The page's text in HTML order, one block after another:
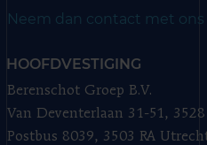
Neem dan contact met ons
HOOFDVESTIGING
Berenschot Groep B.V.
Van Deventerlaan 31-51,
Postbus 8039, 3503 RA